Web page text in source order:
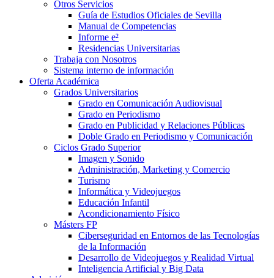
Otros Servicios
Guía de Estudios Oficiales de Sevilla
Manual de Competencias
Informe e²
Residencias Universitarias
Trabaja con Nosotros
Sistema interno de información
Oferta Académica
Grados Universitarios
Grado en Comunicación Audiovisual
Grado en Periodismo
Grado en Publicidad y Relaciones Públicas
Doble Grado en Periodismo y Comunicación
Ciclos Grado Superior
Imagen y Sonido
Administración, Marketing y Comercio
Turismo
Informática y Videojuegos
Educación Infantil
Acondicionamiento Físico
Másters FP
Ciberseguridad en Entornos de las Tecnologías
de la Información
Desarrollo de Videojuegos y Realidad Virtual
Inteligencia Artificial y Big Data